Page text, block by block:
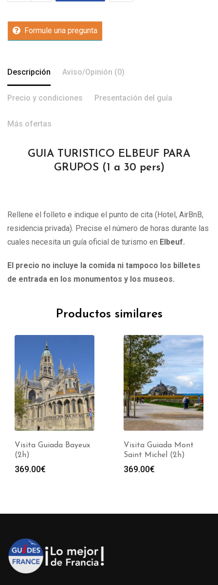
Formule una pregunta
Descripción Aviso/Opinión (0)
Precio y condiciones Presentación del guía
Más ofertas
GUIA TURISTICO ELBEUF PARA
GRUPOS (1 a 30 pers)
Rellene el folleto e indique el punto de cita (Hotel, AirBnB,
residencia privada). Precise el número de horas durante las
cuales necesita un guía oficial de turismo en Elbeuf.
El precio no incluye la comida ni tampoco los billetes
de entrada en los monumentos y los museos.
Productos similares
Visita Guiada Bayeux
(2h)
369.00€
Visita Guiada Mont
Saint Michel (2h)
369.00€